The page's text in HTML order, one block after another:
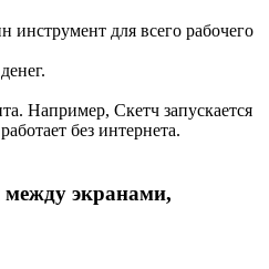
для всего рабочего
Например, Скетч запускается
без интернета.
между экранами,